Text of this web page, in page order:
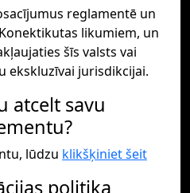
reglamentē un
likumiem, un
šīs valsts vai
ekskluzīvai jurisdikcijai.
atcelt savu
lūdzu klikšķiniet šeit
politika